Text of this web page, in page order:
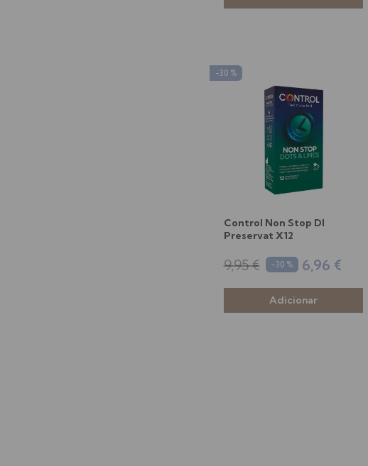
-30 %
Control Non Stop Dl
Preservat X12
9,95 € -30 % 6,96 €